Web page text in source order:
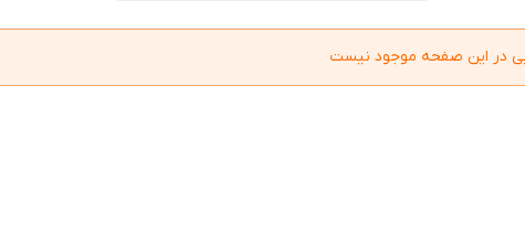
در این صفحه موجود نیست